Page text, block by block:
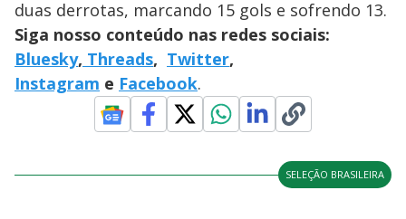
duas derrotas, marcando 15 gols e sofrendo 13.
Siga nosso conteúdo nas redes sociais:
Bluesky, Threads, Twitter,
Instagram e Facebook.
SELEÇÃO BRASILEIRA